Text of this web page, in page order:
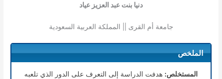
دنيا بنت عبد العزيز عياد
جامعة أم القرى || المملكة العربية السعودية
الملخص
المستخلص: هدفت الدراسة إلى التعرف على الدور الذي تلعبه